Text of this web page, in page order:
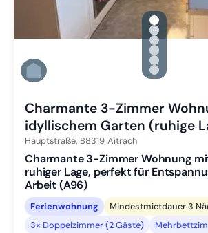
Zu Slide 1
Zu Slide 2
Zu Slide 3
Zu Slide 4
Zu Slide 5
Zu Slide 6
Charmante 3-Zimmer
idyllischem Garten (ruhige
Hauptstraße, 88319 Aitrach
Charmante 3-Zimmer Wohnung
ruhiger Lage, perfekt für
Arbeit (A96)
Ferienwohnung
Mindestmietdauer 3
3× Doppelzimmer (2 Gäste)